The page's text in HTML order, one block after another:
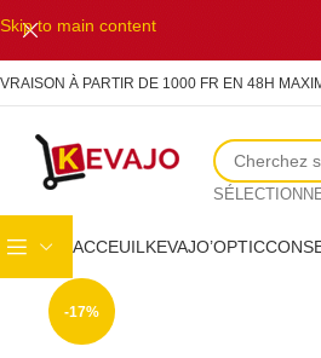
Skip to main content
À PARTIR DE 1000 FR EN 48H
ACCEUIL KEVAJO’OPTIC
-17%